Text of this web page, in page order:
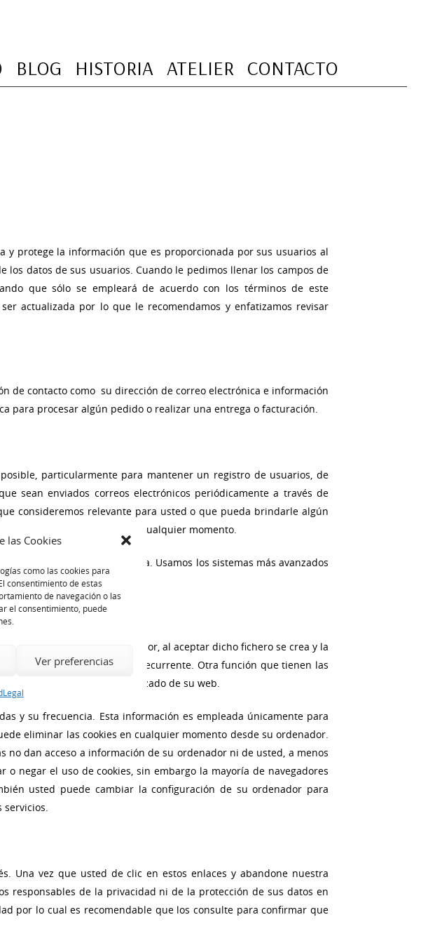
las Cookies
como las cookies para
consentimiento de estas
de navegación o las
el consentimiento, puede
Ver preferencias
Legal
BLOG HISTORIA ATELIER CONTACTO
y protege la información que es proporcionada por sus usuarios al
datos de sus usuarios. Cuando le pedimos llenar los campos de
que sólo se empleará de acuerdo con los términos de este
actualizada por lo que le recomendamos y enfatizamos revisar
de contacto como su dirección de correo electrónica e información
para procesar algún pedido o realizar una entrega o facturación.
particularmente para mantener un registro de usuarios, de
sean enviados correos electrónicos periódicamente a través de
consideremos relevante para usted o que pueda brindarle algún
y podrán ser cancelados en cualquier momento.
su información segura. Usamos los sistemas más avanzados
almacenarse en su ordenador, al aceptar dicho fichero se crea y la
futuras visitas a una web recurrente. Otra función que tienen las
el mejor servicio personalizado de su web.
y su frecuencia. Esta información es empleada únicamente para
eliminar las cookies en cualquier momento desde su ordenador.
dan acceso a información de su ordenador ni de usted, a menos
negar el uso de cookies, sin embargo la mayoría de navegadores
usted puede cambiar la configuración de su ordenador para
servicios.
Una vez que usted de clic en estos enlaces y abandone nuestra
responsables de la privacidad ni de la protección de sus datos en
por lo cual es recomendable que los consulte para confirmar que